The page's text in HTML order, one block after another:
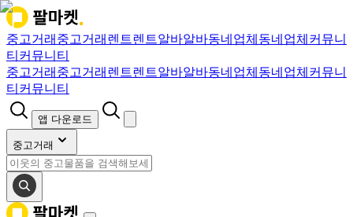
중고거래 중고거래 렌트렌트알바알바동네업체 동네업체 커뮤니
티 커뮤니티
중고거래 중고거래 렌트렌트알바알바동네업체 동네업체 커뮤니
티 커뮤니티
앱 다운로드
중고거래